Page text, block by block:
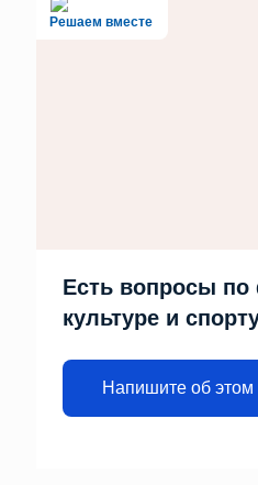
Решаем вместе
Есть вопросы по
культуре и
Напишите об этом